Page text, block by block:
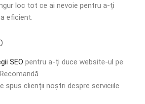
loc tot ce ai nevoie pentru a-ți
eficient.
SEO pentru a-ți duce website-ul pe
spus clienții noștri despre serviciile